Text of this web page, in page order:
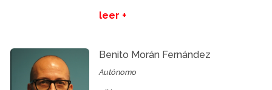
leer +
Benito Morán Fernández
Autónomo